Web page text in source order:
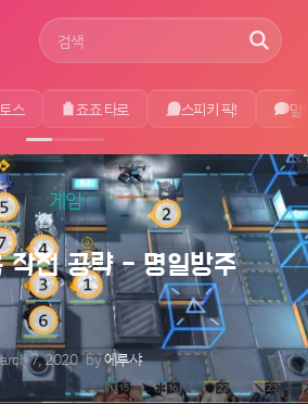
사이트 검색어
스 죠죠 타로 스피키 픽! 말
게임
작전 공략 - 명일방주
7, 2020 by에루샤